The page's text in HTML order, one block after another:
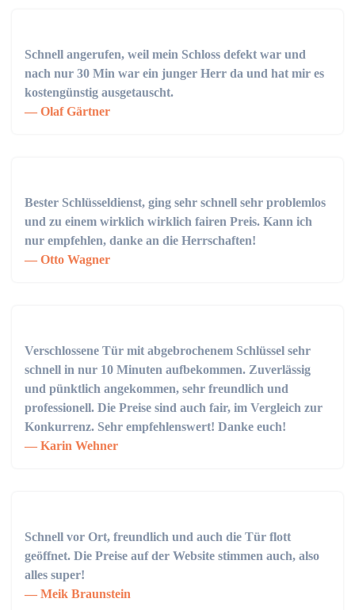
Schnell angerufen, weil mein Schloss defekt war und
nach nur 30 Min war ein junger Herr da und hat mir es
kostengünstig ausgetauscht.
Olaf Gärtner
Bester Schlüsseldienst, ging sehr schnell sehr problemlos
und zu einem wirklich wirklich fairen Preis. Kann ich
nur empfehlen, danke an die Herrschaften!
Otto Wagner
Verschlossene Tür mit abgebrochenem Schlüssel sehr
schnell in nur 10 Minuten aufbekommen. Zuverlässig
und pünktlich angekommen, sehr freundlich und
professionell. Die Preise sind auch fair, im Vergleich zur
Konkurrenz. Sehr empfehlenswert! Danke euch!
Karin Wehner
Schnell vor Ort, freundlich und auch die Tür flott
geöffnet. Die Preise auf der Website stimmen auch, also
alles super!
Meik Braunstein